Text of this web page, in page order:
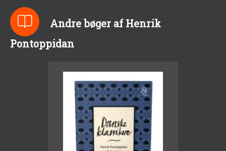
Andre bøger af Henrik
Pontoppidan